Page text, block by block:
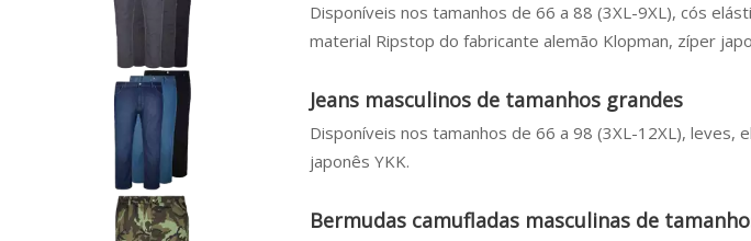
Disponíveis nos tamanhos de 66 a 88 (3XL-9XL), cós
material Ripstop do fabricante alemão Klopman, zíper
Jeans masculinos de tamanhos grandes
Disponíveis nos tamanhos de 66 a 98 (3XL-12XL), leves,
japonês YKK.
Bermudas camufladas masculinas de